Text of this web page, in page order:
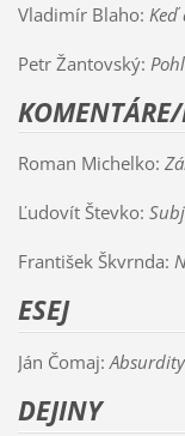
Vladimír Blaho:
Petr Žantovský:
Roman Michelko:
Ľudovít Števko:
František Škvrnda:
ESEJ
Ján Čomaj:
DEJINY